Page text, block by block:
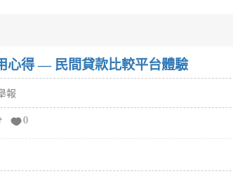
心得 — 民間貸款比較平台體驗
報
0